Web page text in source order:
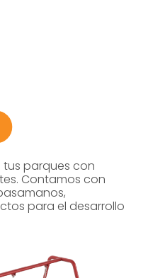
parques con
Contamos con
para el desarrollo